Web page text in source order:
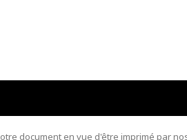
document en vue d'être imprimé par